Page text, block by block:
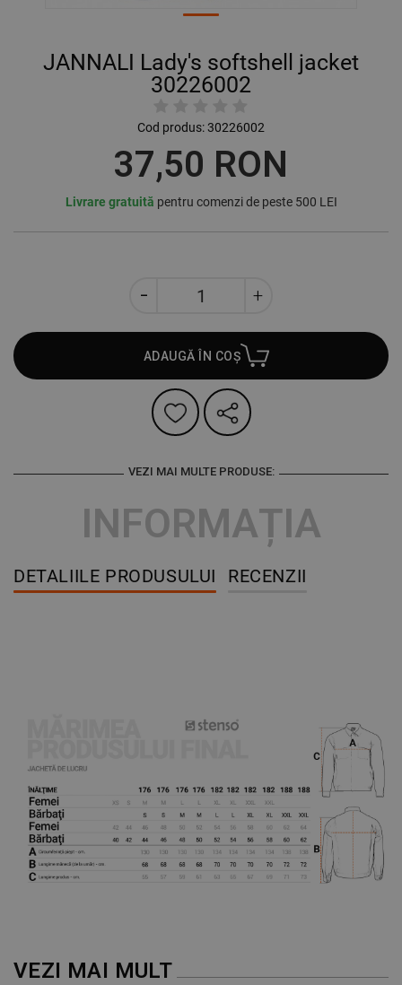
JANNALI Lady's softshell jacket
30226002
Cod produs:30226002
37,50 RON
Livrare gratuită pentru comenzi de peste 500 LEI
ADAUGĂ ÎN COȘ
VEZI MAI MULTE PRODUSE:
INFORMAȚIA
DETALIILE PRODUSULUI RECENZII
VEZI MAI MULT